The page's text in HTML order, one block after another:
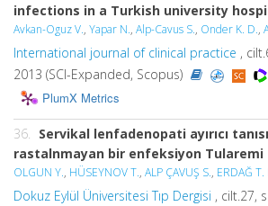
infections in a Turkish university
Avkan-Oguz V., Yapar N., Alp-Cavus S., Onder K. D.,
International journal of clinical practice ,
2013 (SCI-Expanded, Scopus)
PlumX Metrics
36.
Servikal lenfadenopati ayırıcı
rastalnmayan bir enfeksiyon Tularemi
OLGUN Y., HÜSEYNOV T., ALP ÇAVUŞ S., ERDAĞ T.
Dokuz Eylül Üniversitesi Tıp Dergisi , cilt.27,